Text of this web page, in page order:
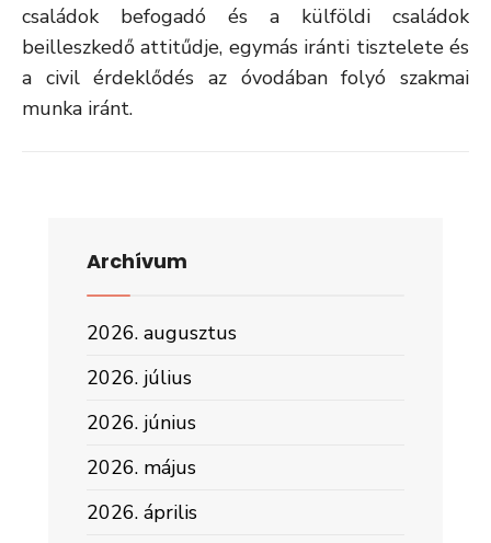
családok befogadó és a külföldi családok
beilleszkedő attitűdje, egymás iránti tisztelete és
a civil érdeklődés az óvodában folyó szakmai
munka iránt.
Archívum
2026. augusztus
2026. július
2026. június
2026. május
2026. április